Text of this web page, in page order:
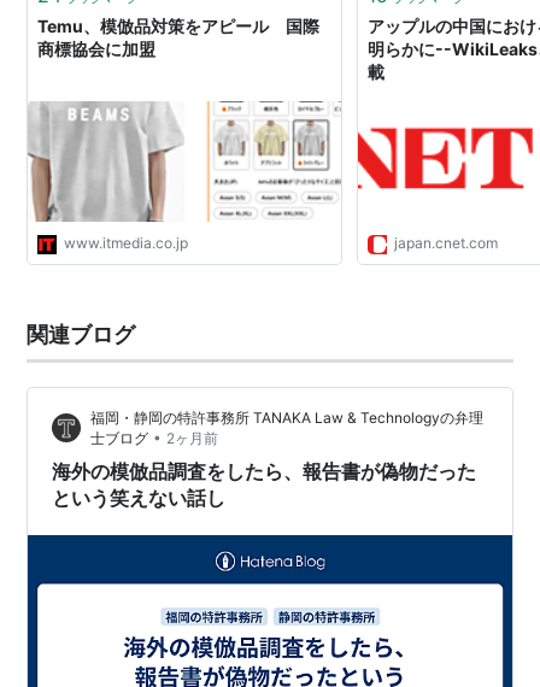
Temu、模倣品対策をアピール 国際
商標協会に加盟
www.itmedia.co.jp
アップルの中国にお
明らかに--WikiLeaks
載
japan.cnet.com
関連ブログ
福岡・静岡の特許事務所 TANAKA Law & Technologyの弁理
士ブログ • 2ヶ月前
海外の模倣品調査をしたら、報告書が偽物だった
という笑えない話し